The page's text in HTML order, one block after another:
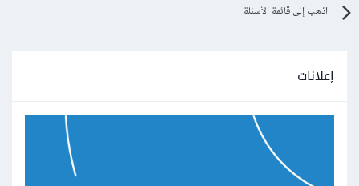
اذهب إلى قائمة الأسئلة
إعلانات